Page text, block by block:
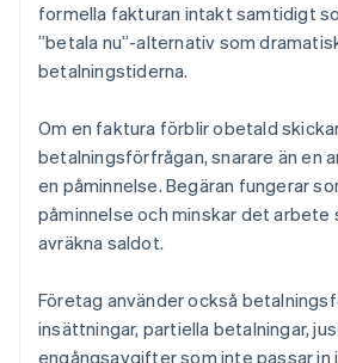
formella fakturan intakt samtidigt
”betala nu”-alternativ som
betalningstiderna.
Om en faktura förblir obetald
betalningsförfrågan, snarare än en
en påminnelse. Begäran fungerar
påminnelse och minskar det
avräkna saldot.
Företag använder också
insättningar, partiella betalningar,
engångsavgifter som inte passar in